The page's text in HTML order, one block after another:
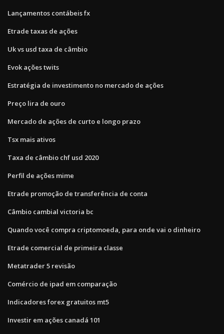
Lançamentos contábeis fx
Etrade taxas de ações
Uk vs usd taxa de câmbio
Evok ações twits
Estratégia de investimento no mercado de ações
Preço lira de ouro
Mercado de ações de curto e longo prazo
Tsx mais ativos
Taxa de câmbio chf usd 2020
Perfil de ações mime
Etrade promoção de transferência de conta
Câmbio cambial victoria bc
Quando você compra criptomoeda, para onde vai o dinheiro
Etrade comercial de primeira classe
Metatrader 5 revisão
Comércio de ipad em comparação
Indicadores forex gratuitos mt5
Investir em ações canadá 101